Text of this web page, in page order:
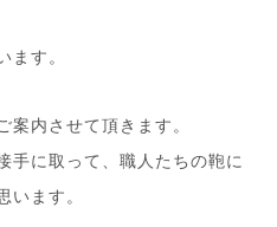
ます。
案内させて頂きます。
手に取って、職人たちの鞄に
います。